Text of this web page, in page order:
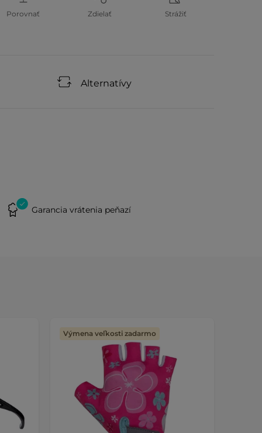
Porovnať Zdielať Strážiť
Alternatívy
Garancia vrátenia peňazí
Výmena veľkosti zadarmo